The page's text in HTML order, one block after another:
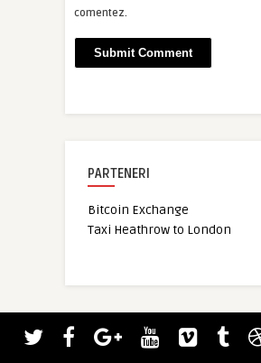
comentez.
PARTENERI
Bitcoin Exchange
Taxi Heathrow to London